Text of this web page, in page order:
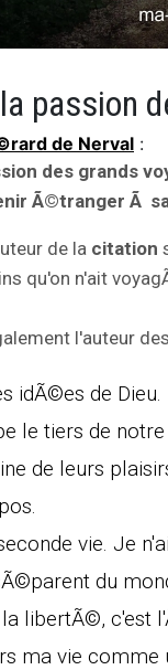
de Nerval :
des grands
Ã©tranger Ã
de la citation
qu'on n'ait
l'auteur
idÃ©es de Dieu.
le tiers de
de leurs
vie. Je
du
libertÃ©, c'est
ma vie